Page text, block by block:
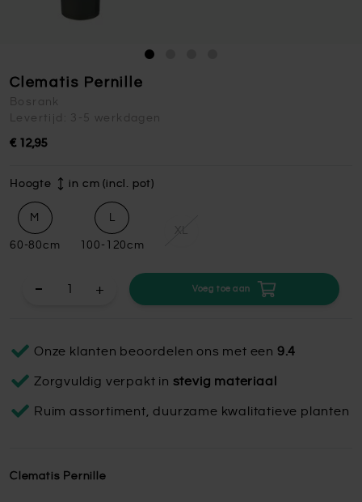
Clematis Pernille
Bosrank
Levertijd: 3-5 werkdagen
€ 12,95
Hoogte in cm (incl. pot)
M
60-80cm
L
100-120cm
XL
+ Voeg toe aan
Onze klanten beoordelen ons met een 9.4
Zorgvuldig verpakt in stevig materiaal
Ruim assortiment, duurzame kwalitatieve planten
Clematis Pernille